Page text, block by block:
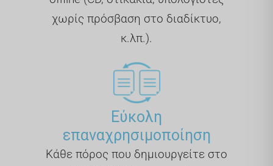
χωρίς πρόσβαση στο διαδίκτυο,
κ.λπ.).
Εύκολη
επαναχρησιμοποίηση
Κάθε πόρος που δημιουργείτε στο